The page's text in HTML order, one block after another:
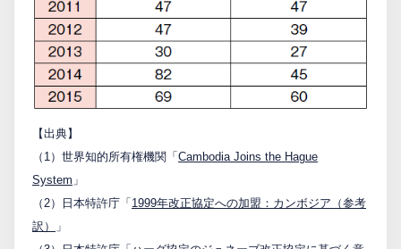
【出典】
（1）世界知的所有権機関「 Cambodia Joins the Hague
System 」
（2）日本特許庁「 1999年改正協定への加盟：カンボジア（参考
訳）
」